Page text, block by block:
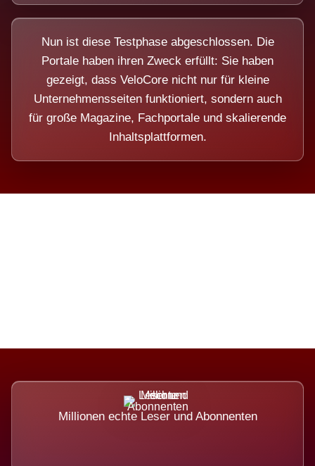
Nun ist diese Testphase abgeschlossen. Die
Portale haben ihren Zweck erfüllt: Sie haben
gezeigt, dass VeloCore nicht nur für kleine
Unternehmensseiten funktioniert, sondern auch
für große Magazine, Fachportale und skalierende
Inhaltsplattformen.
Millionen echte Leser und Abonnenten